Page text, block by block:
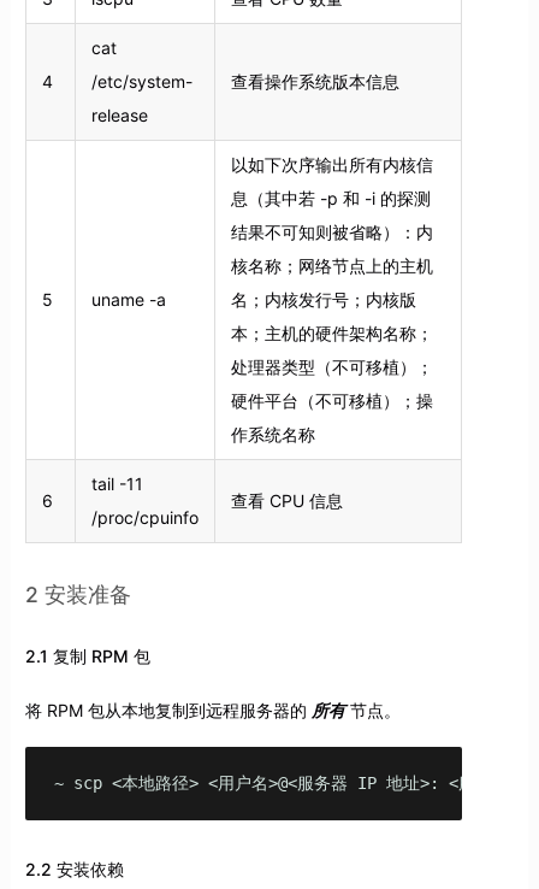
4
cat
/etc/system-
release
查看操作系统版本信息
5 uname -a
以如下次序输出所有内核信
息（其中若 -p 和 -i 的探测
结果不可知则被省略）：内
核名称；网络节点上的主机
名；内核发行号；内核版
本；主机的硬件架构名称；
处理器类型（不可移植）；
硬件平台（不可移植）；操
作系统名称
6
tail -11
/proc/cpuinfo
查看 CPU 信息
2 安装准备
2.1 复制 RPM 包
将 RPM 包从本地复制到远程服务器的 所有节点。
~ scp <本地路径> <用户名>@<服务器 IP 地址>: <服务器路
2.2 安装依赖